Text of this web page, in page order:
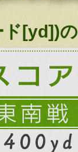
[yd])